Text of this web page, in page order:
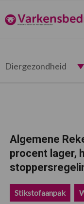
de
hoofdnavigatie
de
hoofd
de
eerste
de
voettekst
Varkensbedrijf.nl
Diergezondheid
Algemene
procent lager,
Stikstofaanpak